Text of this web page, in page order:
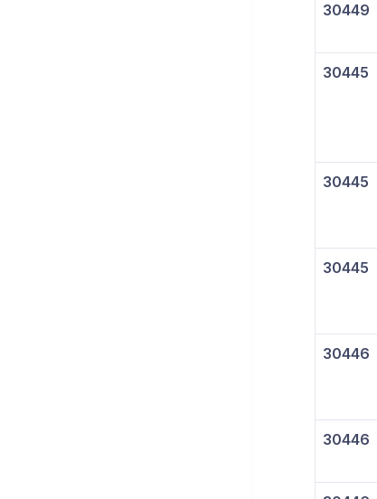
30449
30445
30445
30445
30446
30446